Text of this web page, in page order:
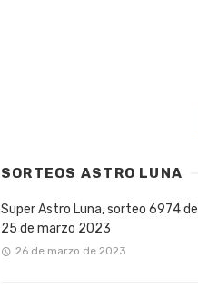
SORTEOS ASTRO LUNA
Super Astro Luna, sorteo 6974 del
25 de marzo 2023
26 de marzo de 2023